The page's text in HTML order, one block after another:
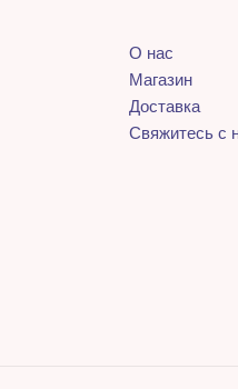
О нас
Магазин
Доставка
Свяжитесь с